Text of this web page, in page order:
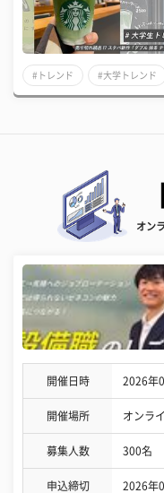
#トレンド #大学トレンド
オン
開催日時 2026年
開催場所 オンラ
募集人数 300名
申込締切 2026年